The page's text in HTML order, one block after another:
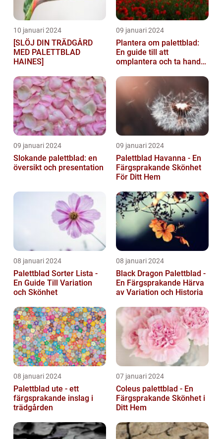
10 januari 2024
[SLÖJ DIN TRÄDGÅRD
MED PALETTBLAD
HAINES]
09 januari 2024
Plantera om palettblad:
En guide till att
omplantera och ta hand
09 januari 2024
Slokande palettblad: en
översikt och presentation
09 januari 2024
Palettblad Havanna - En
Färgsprakande Skönhet
För Ditt Hem
08 januari 2024
Palettblad Sorter Lista -
En Guide Till Variation
och Skönhet
08 januari 2024
Black Dragon Palettblad -
En Färgsprakande Härva
av Variation och Historia
08 januari 2024
Palettblad ute - ett
färgsprakande inslag i
trädgården
07 januari 2024
Coleus palettblad - En
Färgsprakande Skönhet i
Ditt Hem